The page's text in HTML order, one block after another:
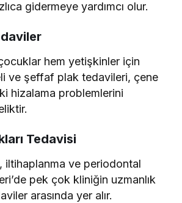
gidermeye yardımcı olur.
hem yetişkinler için
ve şeffaf plak tedavileri, çene
hizalama problemlerini
Tedavisi
iltihaplanma ve periodontal
pek çok kliniğin uzmanlık
arasında yer alır.